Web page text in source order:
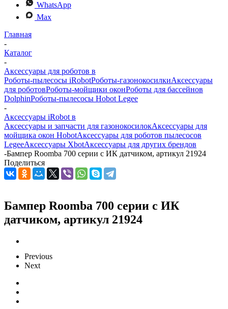
WhatsApp
Max
Главная
-
Каталог
-
Аксессуары для роботов в
Роботы-пылесосы iRobotРоботы-газонокосилкиАксессуары
для роботовРоботы-мойщики оконРоботы для бассейнов
DolphinРоботы-пылесосы Hobot Legee
-
Аксессуары iRobot в
Аксессуары и запчасти для газонокосилокАксессуары для
мойщика окон HobotАксессуары для роботов пылесосов
LegeeАксессуары XbotАксессуары для других брендов
-Бампер Roomba 700 серии с ИК датчиком, артикул 21924
Поделиться
Бампер Roomba 700 серии с ИК
датчиком, артикул 21924
Previous
Next